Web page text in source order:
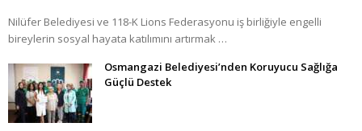
Nilüfer Belediyesi ve 118-K Lions Federasyonu iş birliğiyle engelli
bireylerin sosyal hayata katılımını artırmak …
Osmangazi Belediyesi’nden Koruyucu Sağlığa
Güçlü Destek